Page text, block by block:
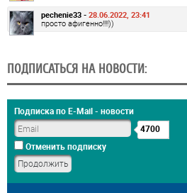
pechenie33 - 28.06.2022, 23:41
просто афигенно!!!!))
ПОДПИСАТЬСЯ НА НОВОСТИ:
Подписка по E-Mail - новости
4700
Отменить подписку